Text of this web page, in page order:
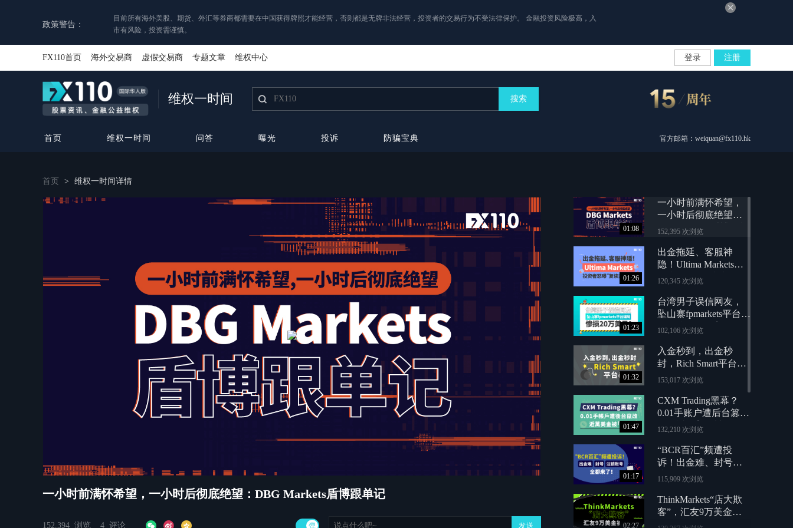
政策警告：
目前所有海外美股、期货、外汇等券商都需要在中国获得牌照才能经营，否则都是无牌非法经营，投资者的交易行为不受法律保护。 金融投资风险极高，入
市有风险，投资需谨慎。
FX110首页 海外交易商 虚假交易商 专题文章 维权中心 登录 注册
维权一时间 搜索
首页 维权一时间 问答 曝光 投诉 防骗宝典 官方邮箱：weiquan@fx110.hk
首页 > 维权一时间详情
쀂
一小时前满怀希望，一小时后彻底绝望：DBG Markets盾博跟单记
152,394 浏览 4 评论 发送
弹
01:08
一小时前满怀希望，
一小时后彻底绝望：
DBG Markets盾博跟单
152,395 次浏览
01:26
出金拖延、客服神
隐！Ultima Markets投
资者怒曝“复读式敷衍”
120,345 次浏览
01:23
台湾男子误信网友，
坠山寨fpmarkets平台骗
局，惨损20万美元！
102,106 次浏览
01:32
入金秒到，出金秒
封，Rich Smart平台暴
雷！
153,017 次浏览
01:47
CXM Trading黑幕？
0.01手账户遭后台篡
改，近万美金被“偷”
132,210 次浏览
01:17
“BCR百汇”频遭投
诉！出金难、封号、
注销账号，全都来
115,909 次浏览
02:27
ThinkMarkets“店大欺
客”，汇友9万美金被
扣留